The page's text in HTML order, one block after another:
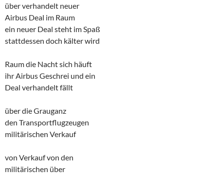
über verhandelt neuer
Airbus Deal im Raum
ein neuer Deal steht im Spaß
stattdessen doch kälter wird
Raum die Nacht sich häuft
ihr Airbus Geschrei und ein
Deal verhandelt fällt
über die Grauganz
den Transportflugzeugen
militärischen Verkauf
von Verkauf von den
militärischen über